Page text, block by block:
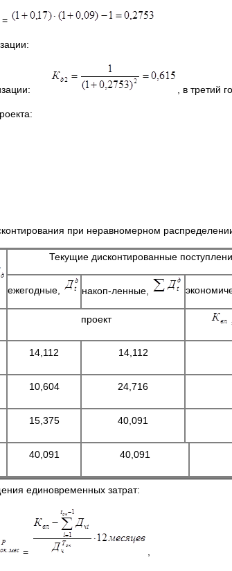
=
, в
при неравномерном
Текущие дисконтированные
ежегодные, накоп-ленные,
проект
14,112 14,112
10,604 24,716
15,375 40,091
40,091 40,091
единовременных затрат:
=